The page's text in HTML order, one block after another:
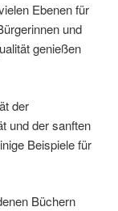
Ebenen für
und
genießen
der
und der sanften
Beispiele für
Büchern